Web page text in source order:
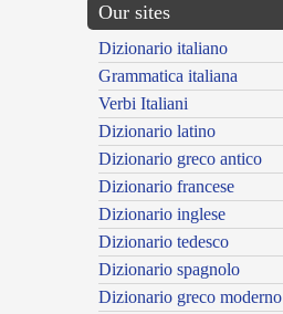
Our sites
Dizionario italiano
Grammatica italiana
Verbi Italiani
Dizionario latino
Dizionario greco antico
Dizionario francese
Dizionario inglese
Dizionario tedesco
Dizionario spagnolo
Dizionario greco moderno